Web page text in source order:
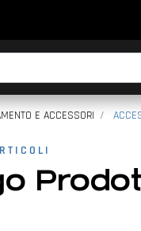
gli altri filtri disponibili.
E ACCESSORI